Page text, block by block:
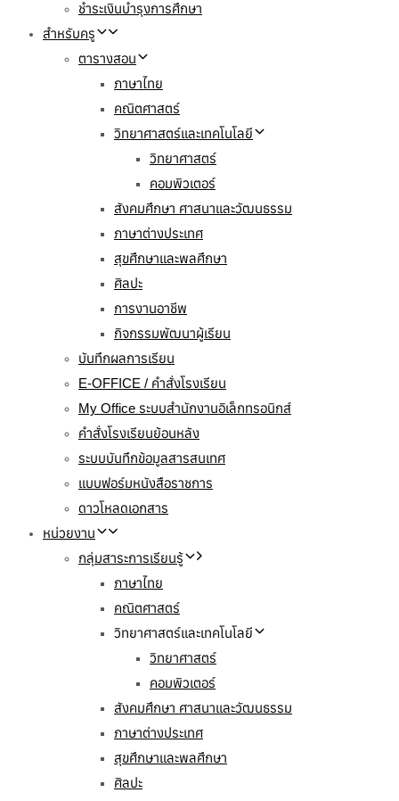
ชำระเงินบำรุงการศึกษา
สำหรับครู
ตารางสอน
ภาษาไทย
คณิตศาสตร์
วิทยาศาสตร์และเทคโนโลยี
วิทยาศาสตร์
คอมพิวเตอร์
สังคมศึกษา ศาสนาและวัฒนธรรม
ภาษาต่างประเทศ
สุขศึกษาและพลศึกษา
ศิลปะ
การงานอาชีพ
กิจกรรมพัฒนาผู้เรียน
บันทึกผลการเรียน
E-OFFICE / คำสั่งโรงเรียน
My Office ระบบสำนักงานอิเล็กทรอนิกส์
คำสั่งโรงเรียนย้อนหลัง
ระบบบันทึกข้อมูลสารสนเทศ
แบบฟอร์มหนังสือราชการ
ดาวโหลดเอกสาร
หน่วยงาน
กลุ่มสาระการเรียนรู้
ภาษาไทย
คณิตศาสตร์
วิทยาศาสตร์และเทคโนโลยี
วิทยาศาสตร์
คอมพิวเตอร์
สังคมศึกษา ศาสนาและวัฒนธรรม
ภาษาต่างประเทศ
สุขศึกษาและพลศึกษา
ศิลปะ